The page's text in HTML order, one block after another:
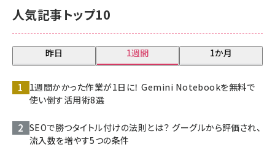
人気記事トップ10
昨日 1週間 1か月
1週間かかった作業が1日に！ Gemini Notebookを無料で
使い倒す活用術8選
SEOで勝つタイトル付けの法則とは？ グーグルから評価され、
流入数を増やす5つの条件